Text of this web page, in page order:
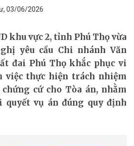
03/06/2026
khu vực 2, tỉnh Phú Thọ vừa
yêu cầu Chi nhánh Văn
đai Phú Thọ khắc phục vi
việc thực hiện trách nhiệm
cứ cho Tòa án, nhằm
quyết vụ án đúng quy định